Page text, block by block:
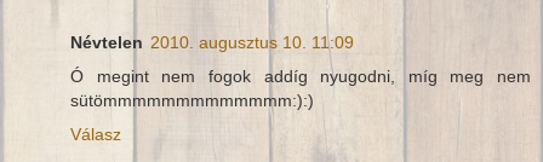
Névtelen 2010. augusztus 10. 11:09
Ó megint nem fogok addíg nyugodni, míg meg nem
sütömmmmmmmmmmmmm:):)
Válasz